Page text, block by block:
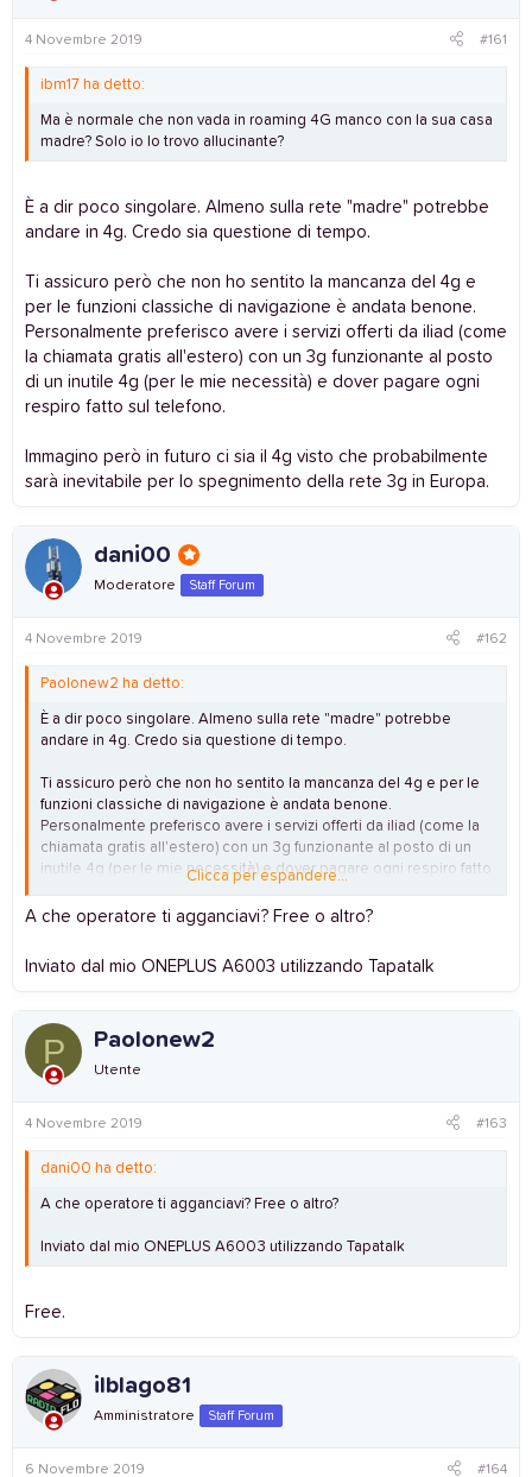
4 Novembre 2019 #161
ibm17 ha detto:
Ma è normale che non vada in roaming 4G manco con la sua casa
madre? Solo io lo trovo allucinante?
È a dir poco singolare. Almeno sulla rete "madre" potrebbe
andare in 4g. Credo sia questione di tempo.
Ti assicuro però che non ho sentito la mancanza del 4g e
per le funzioni classiche di navigazione è andata benone.
Personalmente preferisco avere i servizi offerti da iliad (come
la chiamata gratis all'estero) con un 3g funzionante al posto
di un inutile 4g (per le mie necessità) e dover pagare ogni
respiro fatto sul telefono.
Immagino però in futuro ci sia il 4g visto che probabilmente
sarà inevitabile per lo spegnimento della rete 3g in Europa.
dani00
Moderatore Staff Forum
4 Novembre 2019 #162
Paolonew2 ha detto:
È a dir poco singolare. Almeno sulla rete "madre" potrebbe
andare in 4g. Credo sia questione di tempo.
Ti assicuro però che non ho sentito la mancanza del 4g e per le
funzioni classiche di navigazione è andata benone.
Personalmente preferisco avere i servizi offerti da iliad (come la
chiamata gratis all'estero) con un 3g funzionante al posto di un
inutile 4g (per le mie necessità) e dover pagare ogni respiro fatto
Clicca per espandere...
A che operatore ti agganciavi? Free o altro?
Inviato dal mio ONEPLUS A6003 utilizzando Tapatalk
P Paolonew2
Utente
4 Novembre 2019 #163
dani00 ha detto:
A che operatore ti agganciavi? Free o altro?
Inviato dal mio ONEPLUS A6003 utilizzando Tapatalk
Free.
ilblago81
Amministratore Staff Forum
6 Novembre 2019 #164